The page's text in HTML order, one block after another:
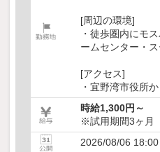
[周辺の環境]
・徒歩圏内にモ
ームセンター・
[アクセス]
・宜野湾市役所
時給1,300円～
※試用期間3ヶ月
2026/08/06